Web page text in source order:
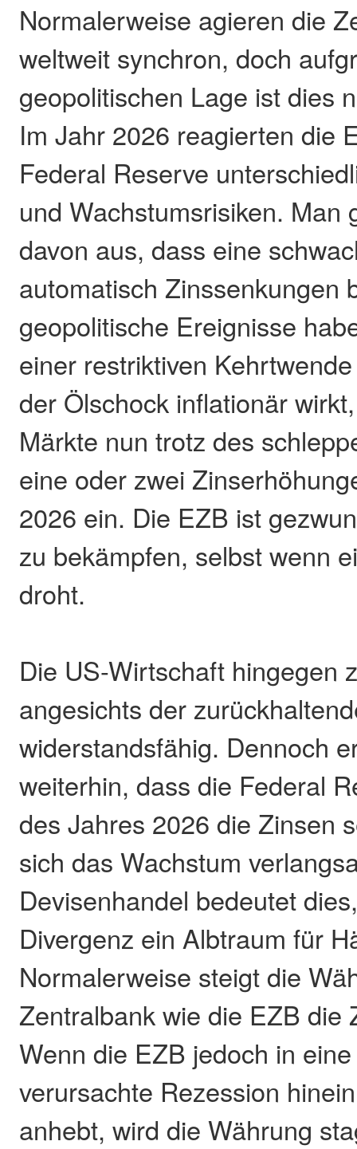
Normalerweise agieren die
weltweit synchron, doch
geopolitischen Lage ist dies
Im Jahr 2026 reagierten die
Federal Reserve
und Wachstumsrisiken. Man
davon aus, dass eine
automatisch Zinssenkungen
geopolitische Ereignisse
einer restriktiven
der Ölschock inflationär
Märkte nun trotz des
eine oder zwei
2026 ein. Die EZB ist
zu bekämpfen, selbst wenn
droht.
Die US-Wirtschaft hingegen
angesichts der
widerstandsfähig. Dennoch
weiterhin, dass die Federal
des Jahres 2026 die Zinsen
sich das Wachstum
Devisenhandel bedeutet
Divergenz ein Albtraum für
Normalerweise steigt die
Zentralbank wie die EZB die
Wenn die EZB jedoch in
verursachte Rezession
anhebt, wird die Währung